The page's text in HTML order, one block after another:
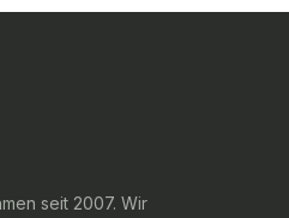
seit 2007. Wir